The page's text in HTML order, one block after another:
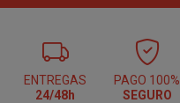
ENTREGAS
24/48h
PAGO 100%
SEGURO